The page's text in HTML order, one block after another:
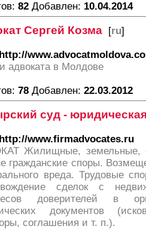
82 Добавлен: 10.04.2014
Сергей Козма [ru]
http://
адвоката в Молдове
78 Добавлен: 22.03.2012
суд -
http://www.firmadvocates.ru
Жилищные, земельные,
гражданские споры.
вреда. Трудовые
сделок с
доверителей в
документов
соглашения и т. п.).